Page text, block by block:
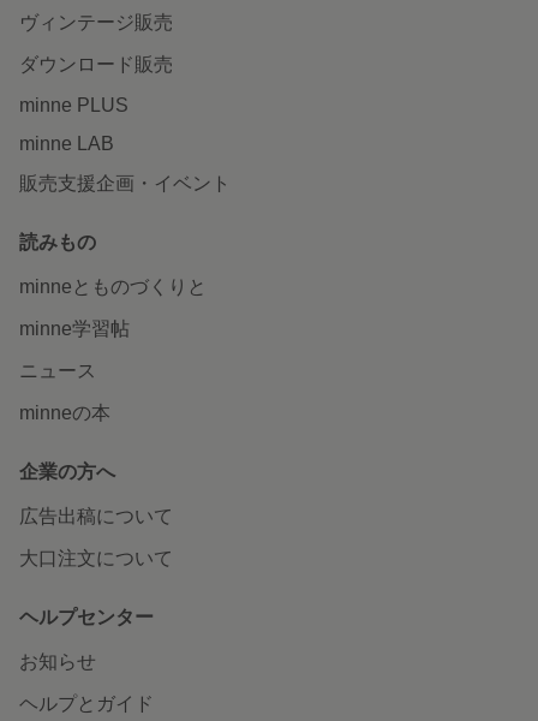
ヴィンテージ販売
ダウンロード販売
minne PLUS
minne LAB
販売支援企画・イベント
読みもの
minneとものづくりと
minne学習帖
ニュース
minneの本
企業の方へ
広告出稿について
大口注文について
ヘルプセンター
お知らせ
ヘルプとガイド